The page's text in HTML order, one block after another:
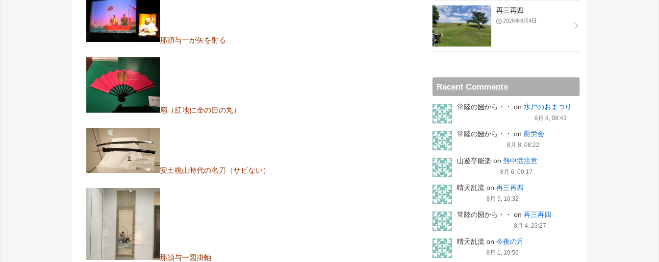
那須与一が矢を射る
扇（紅地に金の日の丸）
安土桃山時代の名刀（サビない）
那須与一図掛軸
再三再四
2026年8月4日
Recent Comments
常陸の圀から・・ on 水戸のおまつり
8月 8, 08:43
常陸の圀から・・ on 慰労会
8月 8, 08:22
山遊亭能楽 on 熱中症注意
8月 6, 00:17
晴天乱流 on 再三再四
8月 5, 10:32
常陸の圀から・・ on 再三再四
8月 4, 23:27
晴天乱流 on 今夜の月
8月 1, 10:56